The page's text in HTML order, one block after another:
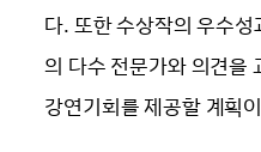
다. 또한 수상작의 우수
의 다수 전문가와 의견을
강연기회를 제공할 계획